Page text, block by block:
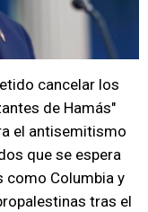
cancelar los
de Hamás"
el antisemitismo
que se espera
como Columbia y
tras el